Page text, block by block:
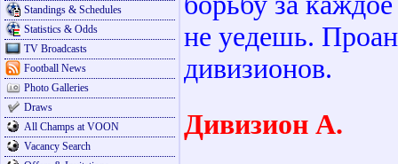
Standings & Schedules
Statistics & Odds
TV Broadcasts
Football News
Photo Galleries
Draws
All Champs at VOON
Vacancy Search
не уедешь.
дивизионов.
Дивизион А.